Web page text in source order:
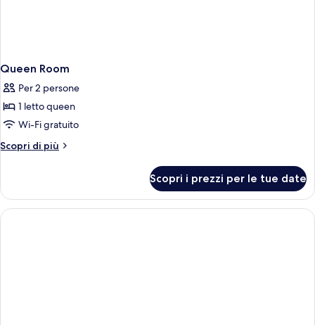
Queen Room
Per 2 persone
1 letto queen
Wi-Fi gratuito
Scopri di più
Altri
Room
Scopri i prezzi per le tue date